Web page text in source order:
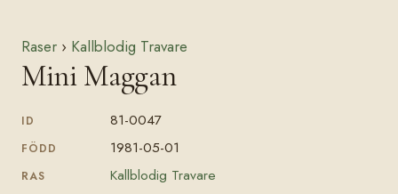
Raser › Kallblodig Travare
Mini Maggan
ID 81-0047
FÖDD 1981-05-01
RAS Kallblodig Travare